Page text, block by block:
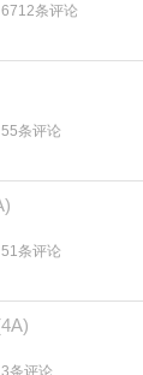
6712条评论
55条评论
51条评论
3条评论